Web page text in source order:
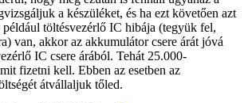
a készüléket, és ha ezt követően azt
töltésvezérlő IC hibája (tegyük fel,
van, akkor az akkumulátor csere árát jóvá
IC csere árából. Tehát 25.000-
fizetni kell. Ebben az esetben az
átvállaljuk tőled.